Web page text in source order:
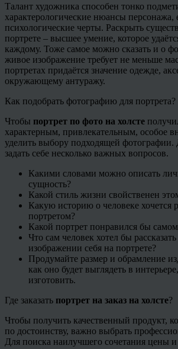
Талант художника способен тонко
характерологические нюансы персонажа,
психологические черты. Раскрыть
портрете – высшее умение, которое
каждому. Тоже самое можно сказать и о
живое изображение требует не меньше
портретах придаётся значение одежде,
окружающему антуражу.
Как подобрать фотографию для портрета?
Чтобы портрет по фото на холсте
характерным, привлекательным, особое
уделить выбору подходящей фотографии.
задать себе несколько важных вопросов.
Какими словами можно описать
сущность?
Какой стиль жизни свойственен
Какую историю о человеке хочется
портретом?
Какой портрет понравился бы
Что сам человек хотел бы
изображении себя на портрете?
Продумайте размер и обрамление
как оно будет выглядеть в
изготовить.
Где заказать портрет на заказ на холсте?
Чтобы получить качественный продукт,
по достоинству, важно выбрать
Для поиска наилучшего сочетания цены и